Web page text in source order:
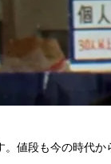
値段も今の時代